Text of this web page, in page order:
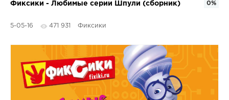
Фиксики - Любимые серии Шпули (сборник)
5-05-16 471 931 Фиксики
0%